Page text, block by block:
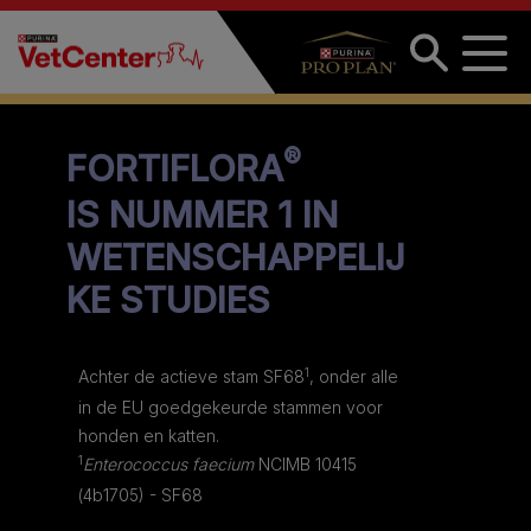
Overslaan en naar de inhoud gaan
FORTIFLORA®
IS NUMMER 1 IN
WETENSCHAPPELIJ
KE STUDIES
Achter de actieve stam SF681, onder alle
in de EU goedgekeurde stammen voor
honden en katten.
1Enterococcus faeciumNCIMB 10415
(4b1705) - SF68